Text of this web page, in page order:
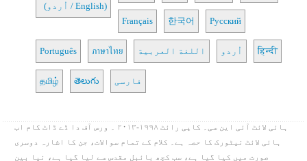
(اُردو / English)
Français 한국어 Русский
Português ภาษาไทย اللغة العربية اُردو हिन्दी
தமிழ் తెలుగు فارسی
ہائی لائٹ آئی این سی۔ کاپی رائٹ ۱۹۹۸-۲۰۱۳ ۔ ورس آف دا ڈے ڈاٹ کام اب
ہائی لائٹ نیٹورک کا حصہ ہے۔ کلام کے تمام سوالات، جن کا اشارہ دوسری
صورت میں کیا گیا ہے، سب کچھ بائبل مقدس سے لیا گیا ہے، نیا بین